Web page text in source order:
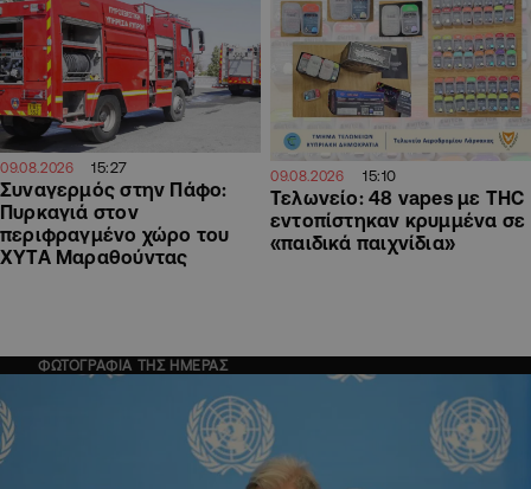
09.08.2026 15:27
Συναγερμός στην Πάφο:
Πυρκαγιά στον
περιφραγμένο χώρο του
ΧΥΤΑ Μαραθούντας
09.08.2026 15:10
Τελωνείο: 48 vapes με THC
εντοπίστηκαν κρυμμένα σε
«παιδικά παιχνίδια»
ΦΩΤΟΓΡΑΦΙΑ ΤΗΣ ΗΜΕΡΑΣ